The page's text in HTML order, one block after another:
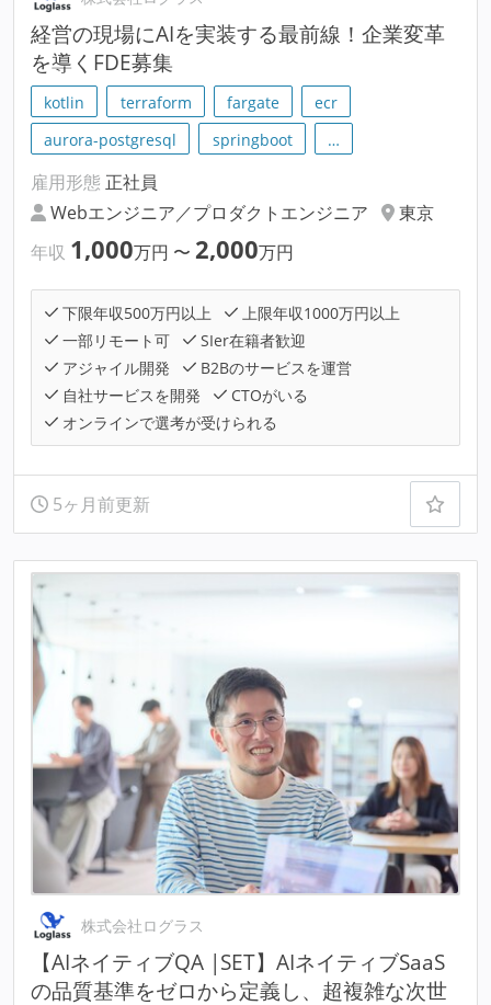
経営の現場にAIを実装する最前線！企業変革
を導くFDE募集
kotlin terraform fargate
ecr
aurora-postgresql
springboot …
雇用形態 正社員
Webエンジニア／プロダクトエンジニア
東京
年収 1,000万円 〜 2,000万円
下限年収500万円以上
上限年収1000万円以上
一部リモート可
SIer在籍者歓迎
アジャイル開発
B2Bのサービスを運営
自社サービスを開発
CTOがいる
オンラインで選考が受けられる
5ヶ月前更新
株式会社ログラス
【AIネイティブQA |SET】AIネイティブSaaS
の品質基準をゼロから定義し、超複雑な次世